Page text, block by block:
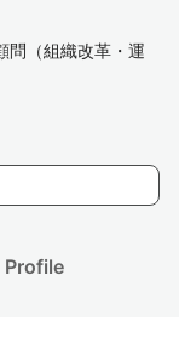
問（組織改革・運
Profile